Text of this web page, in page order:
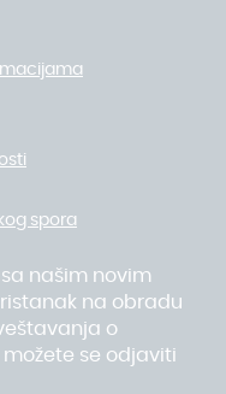
spora
našim novim
na obradu
o
se odjaviti